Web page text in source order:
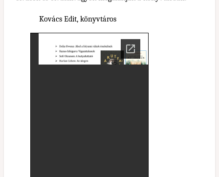
Kovács Edit, könyvtáros